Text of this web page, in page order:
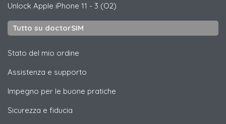
Unlock Apple iPhone 11 - 3 (O2)
Tutto su doctorSIM
Stato del mio ordine
Assistenza e supporto
Impegno per le buone pratiche
Sicurezza e fiducia